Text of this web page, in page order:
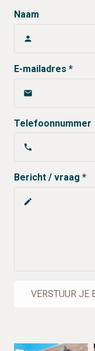
Naam
person
E-mailadres *
email
Telefoonnummer
phone
Bericht / vraag *
create
VERSTUUR JE